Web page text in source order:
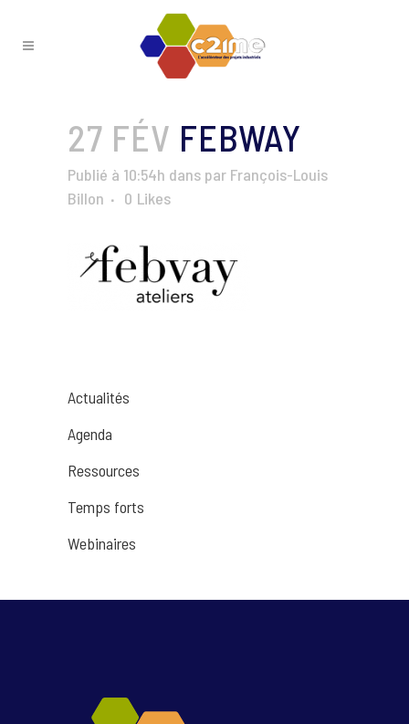
27 FÉV FEBWAY
Publié à 10:54h dans par François-Louis
Billon
0 Likes
Actualités
Agenda
Ressources
Temps forts
Webinaires